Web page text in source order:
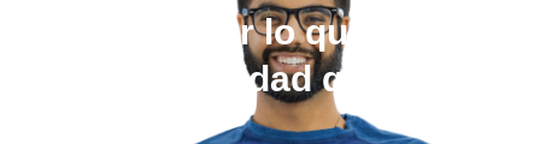
Elige estudiar lo que quieras,
en la universidad que más te